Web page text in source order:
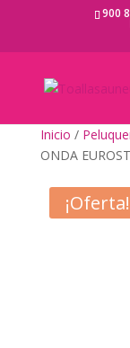
900
Inicio /
ONDA
¡Oferta!